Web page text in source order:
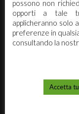
Arco
Fax 0535
PIVA
possono non
opporti a tale
applicheranno solo
preferenze in
consultando la
Accetta
ottenere le